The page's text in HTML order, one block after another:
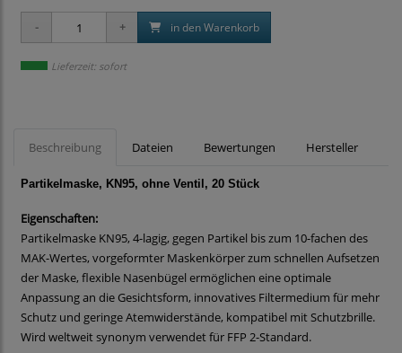
in den Warenkorb
Lieferzeit: sofort
Beschreibung Dateien Bewertungen Hersteller
Partikelmaske, KN95, ohne Ventil, 20 Stück
Eigenschaften:
Partikelmaske KN95, 4-lagig, gegen Partikel bis zum 10-fachen des
MAK-Wertes, vorgeformter Maskenkörper zum schnellen Aufsetzen
der Maske, flexible Nasenbügel ermöglichen eine optimale
Anpassung an die Gesichtsform, innovatives Filtermedium für mehr
Schutz und geringe Atemwiderstände, kompatibel mit Schutzbrille.
Wird weltweit synonym verwendet für FFP 2-Standard.